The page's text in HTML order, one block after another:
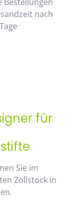
nach
für
Sie im
Zollstock in